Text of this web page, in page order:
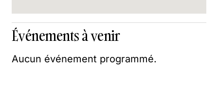
Événements à venir
Aucun événement programmé.